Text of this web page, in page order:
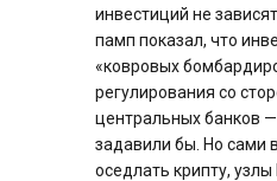
инвестиций не
памп показал, что
«ковровых
регулирования со
центральных банков
задавили бы. Но сами
оседлать крипту,